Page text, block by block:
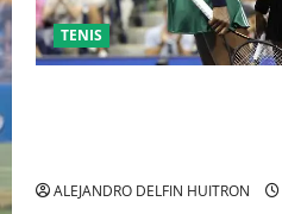
TENIS
ALEJANDRO DELFIN HUITRON